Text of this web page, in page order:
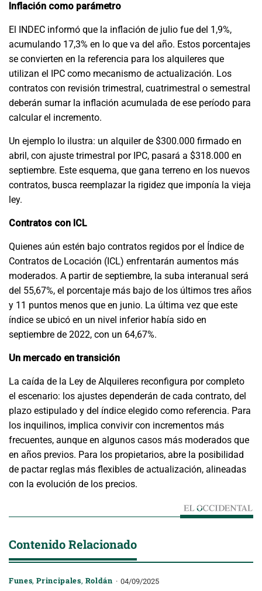
Inflación como parámetro
El INDEC informó que la inflación de julio fue del 1,9%,
acumulando 17,3% en lo que va del año. Estos porcentajes
se convierten en la referencia para los alquileres que
utilizan el IPC como mecanismo de actualización. Los
contratos con revisión trimestral, cuatrimestral o semestral
deberán sumar la inflación acumulada de ese período para
calcular el incremento.
Un ejemplo lo ilustra: un alquiler de $300.000 firmado en
abril, con ajuste trimestral por IPC, pasará a $318.000 en
septiembre. Este esquema, que gana terreno en los nuevos
contratos, busca reemplazar la rigidez que imponía la vieja
ley.
Contratos con ICL
Quienes aún estén bajo contratos regidos por el Índice de
Contratos de Locación (ICL) enfrentarán aumentos más
moderados. A partir de septiembre, la suba interanual será
del 55,67%, el porcentaje más bajo de los últimos tres años
y 11 puntos menos que en junio. La última vez que este
índice se ubicó en un nivel inferior había sido en
septiembre de 2022, con un 64,67%.
Un mercado en transición
La caída de la Ley de Alquileres reconfigura por completo
el escenario: los ajustes dependerán de cada contrato, del
plazo estipulado y del índice elegido como referencia. Para
los inquilinos, implica convivir con incrementos más
frecuentes, aunque en algunos casos más moderados que
en años previos. Para los propietarios, abre la posibilidad
de pactar reglas más flexibles de actualización, alineadas
con la evolución de los precios.
Contenido Relacionado
Funes,Principales, Roldán 04/09/2025